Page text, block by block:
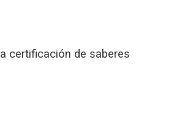
certificación de saberes